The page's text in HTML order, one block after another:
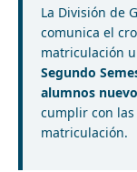
La División de
comunica el
matriculación
Segundo
alumnos
cumplir con
matriculación.